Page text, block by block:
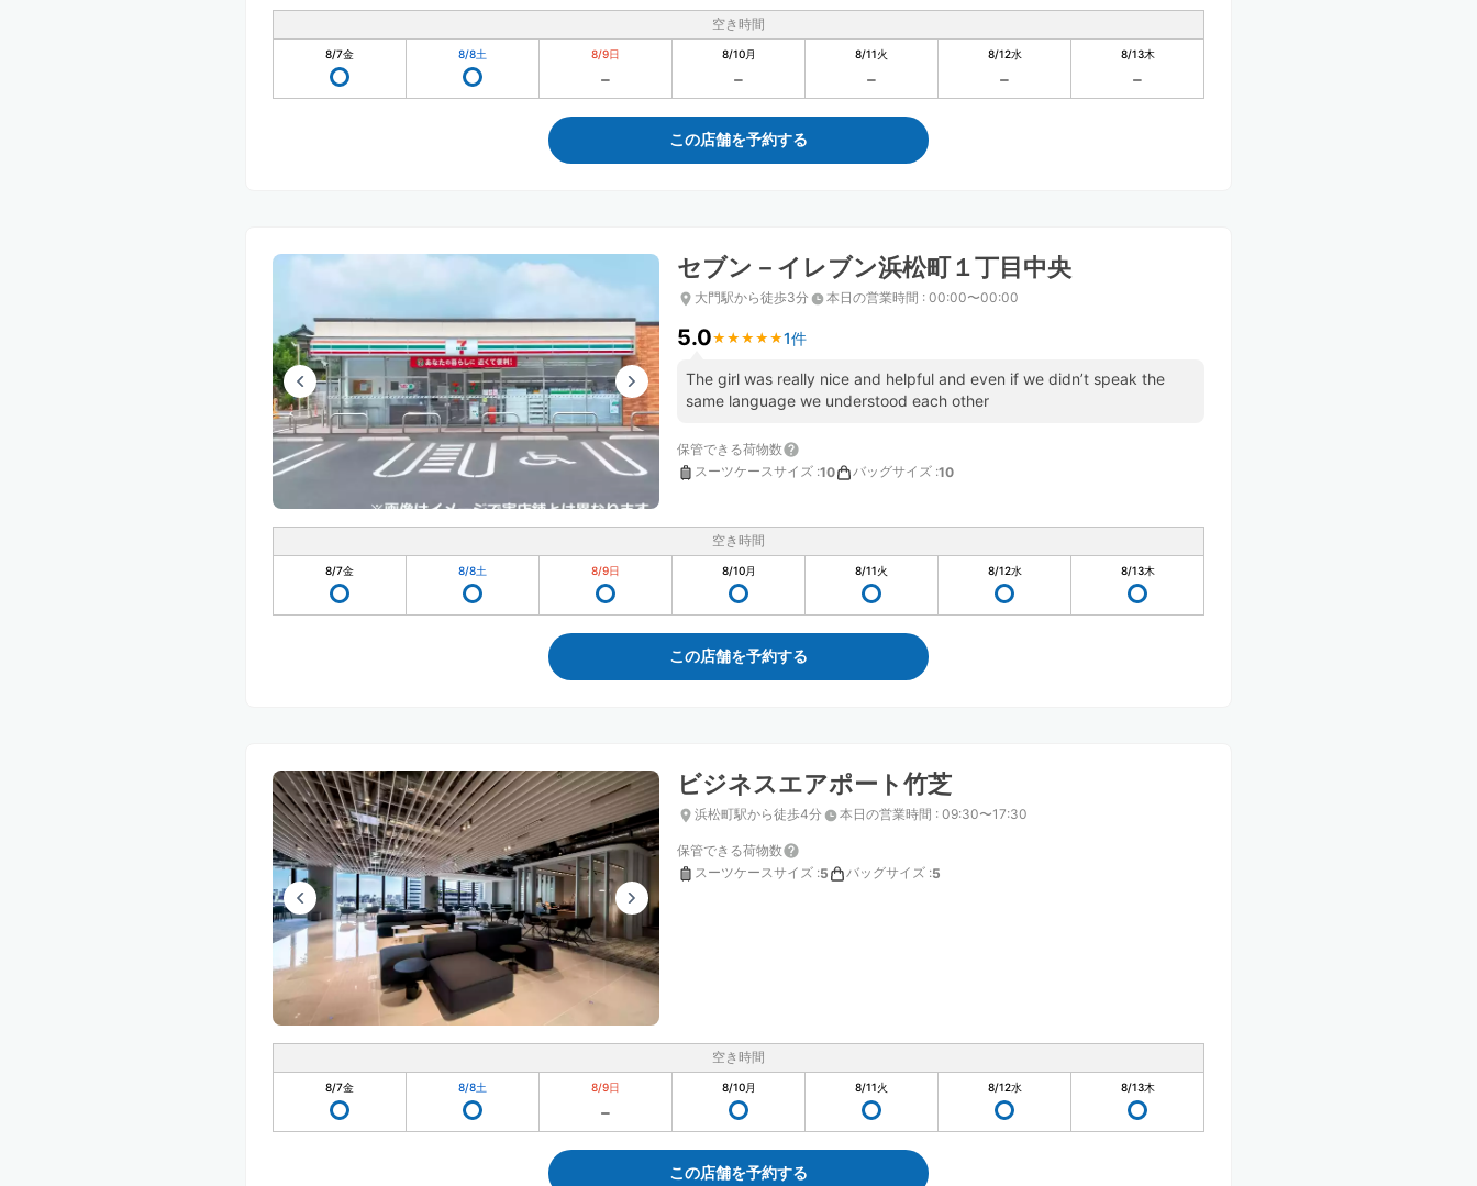
空き時間
8/7金 8/8土 8/9日 8/10月 8/11火 8/12水 8/13木
この店舗を予約する
セブン－イレブン浜松町１丁目中央
大門駅から徒歩3分 本日の営業時間 : 00:00〜00:00
5.0★ ★ ★ ★ ★
★ ★ ★ ★ ★1件
The girl was really nice and helpful and even if we didn’t speak the
same language we understood each other
保管できる荷物数
スーツケースサイズ :10 バッグサイズ :10
空き時間
8/7金 8/8土 8/9日 8/10月 8/11火 8/12水 8/13木
この店舗を予約する
ビジネスエアポート竹芝
浜松町駅から徒歩4分 本日の営業時間 : 09:30〜17:30
保管できる荷物数
スーツケースサイズ :5 バッグサイズ :5
空き時間
8/7金 8/8土 8/9日 8/10月 8/11火 8/12水 8/13木
この店舗を予約する